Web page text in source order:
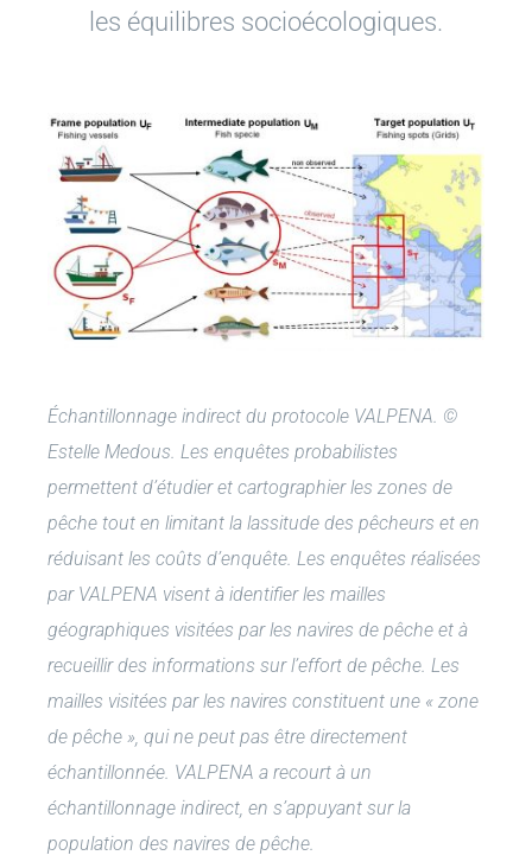
les équilibres socioécologiques.
Échantillonnage indirect du protocole VALPENA. ©
Estelle Medous. Les enquêtes probabilistes
permettent d’étudier et cartographier les zones de
pêche tout en limitant la lassitude des pêcheurs et en
réduisant les coûts d’enquête. Les enquêtes réalisées
par VALPENA visent à identifier les mailles
géographiques visitées par les navires de pêche et à
recueillir des informations sur l’effort de pêche. Les
mailles visitées par les navires constituent une « zone
de pêche », qui ne peut pas être directement
échantillonnée. VALPENA a recourt à un
échantillonnage indirect, en s’appuyant sur la
population des navires de pêche.